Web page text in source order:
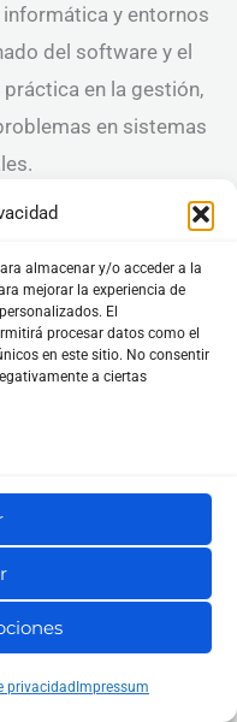
almacenar y/o acceder a la
mejorar la experiencia de
El
procesar datos como el
en este sitio. No consentir
a ciertas
privacidad Impressum
y entornos
del software y el
en la gestión,
en sistemas
ciclo de vida y